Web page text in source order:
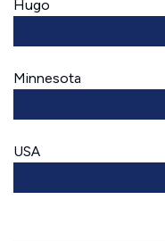
Hugo
Minnesota
USA